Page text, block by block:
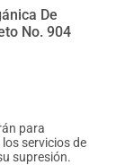
De
No. 904
para
servicios de
supresión.